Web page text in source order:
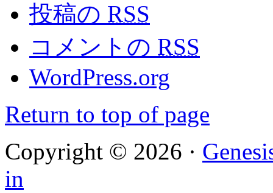
投稿の RSS
コメントの RSS
WordPress.org
Return to top of page
Copyright © 2026 ·
in